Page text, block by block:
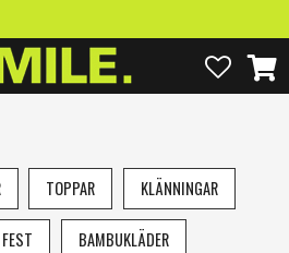
TOPPAR KLÄNNINGAR
FEST BAMBUKLÄDER